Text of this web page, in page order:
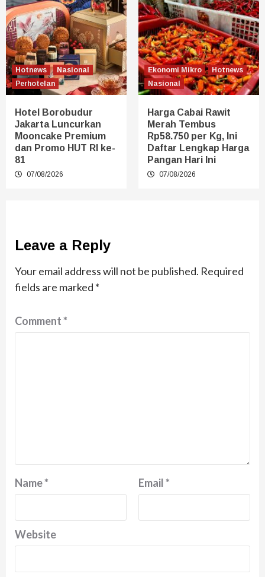
Hotnews
Nasional
Perhotelan
Hotel Borobudur
Jakarta Luncurkan
Mooncake Premium
dan Promo HUT RI ke-
81
07/08/2026
Ekonomi Mikro
Hotnews
Nasional
Harga Cabai Rawit
Merah Tembus
Rp58.750 per Kg, Ini
Daftar Lengkap Harga
Pangan Hari Ini
07/08/2026
Leave a Reply
Your email address will not be published. Required
fields are marked *
Comment*
Name* Email*
Website